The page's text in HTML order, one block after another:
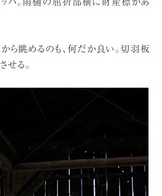
パ。雨樋の屈折部横に財産標があ
ら眺めるのも、何だか良い。切羽板
せる。